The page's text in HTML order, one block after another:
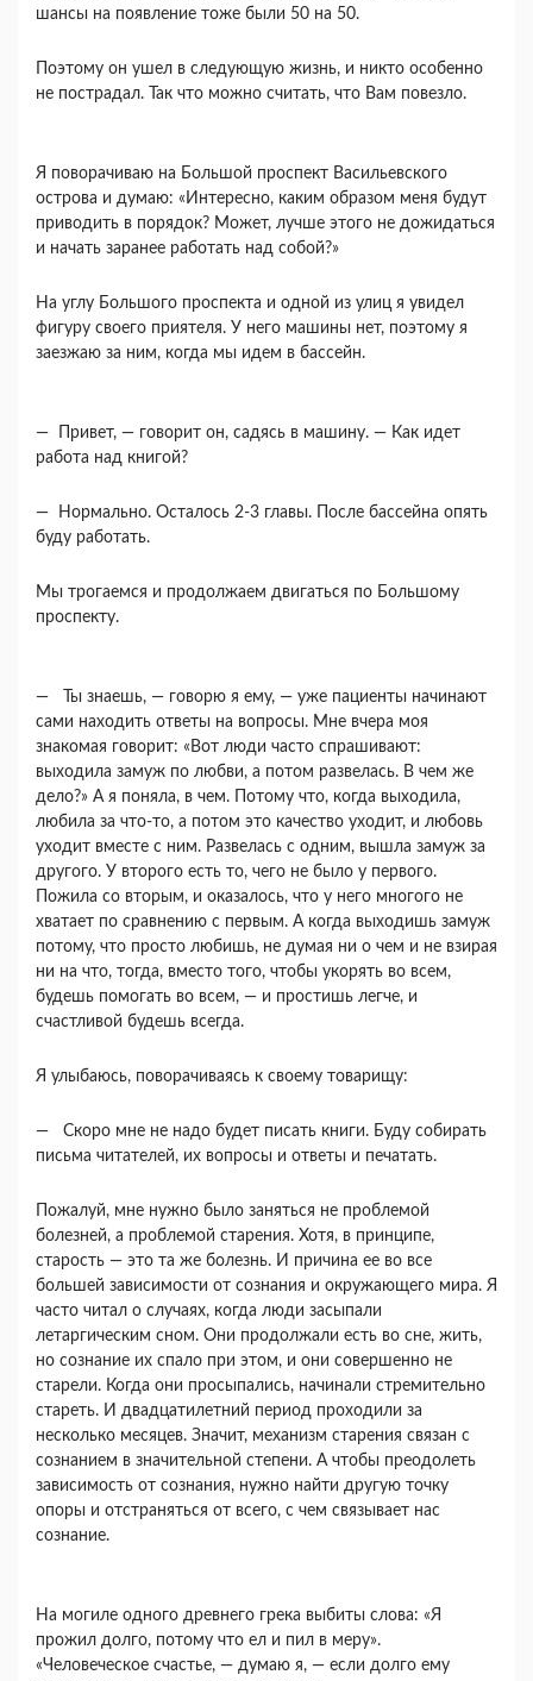
шансы на появление тоже были 50 на 50.
Поэтому он ушел в следующую жизнь, и никто особенно
не пострадал. Так что можно считать, что Вам повезло.
Я поворачиваю на Большой проспект Васильев­ского
острова и думаю: «Интересно, каким обра­зом меня будут
приводить в порядок? Может, лучше этого не дожидаться
и начать заранее рабо­тать над собой?»
На углу Большого проспекта и одной из улиц я увидел
фигуру своего приятеля. У него машины нет, поэтому я
заезжаю за ним, когда мы идем в бассейн.
— Привет, — говорит он, садясь в машину. — Как идет
работа над книгой?
— Нормально. Осталось 2-3 главы. После бас­сейна опять
буду работать.
Мы трогаемся и продолжаем двигаться по Большому
проспекту.
— Ты знаешь, — говорю я ему, — уже пациен­ты начинают
сами находить ответы на вопросы. Мне вчера моя
знакомая говорит: «Вот люди часто спрашивают:
выходила замуж по любви, а потом развелась. В чем же
дело?» А я поняла, в чем. По­тому что, когда выходила,
любила за что-то, а по­том это качество уходит, и любовь
уходит вместе с ним. Развелась с одним, вышла замуж за
другого. У второго есть то, чего не было у первого.
Пожила со вторым, и оказалось, что у него многого не
хва­тает по сравнению с первым. А когда выходишь замуж
потому, что просто любишь, не думая ни о чем и не взирая
ни на что, тогда, вместо того, что­бы укорять во всем,
будешь помогать во всем, — и простишь легче, и
счастливой будешь всегда.
Я улыбаюсь, поворачиваясь к своему товарищу:
— Скоро мне не надо будет писать книги. Буду собирать
письма читателей, их вопросы и ответы и печатать.
Пожалуй, мне нужно было заняться не пробле­мой
болезней, а проблемой старения. Хотя, в принципе,
старость — это та же болезнь. И причи­на ее во все
большей зависимости от сознания и окружающего мира. Я
часто читал о случаях, ко­гда люди засыпали
летаргическим сном. Они продолжали есть во сне, жить,
но сознание их спа­ло при этом, и они совершенно не
старели. Когда они просыпались, начинали стремительно
стареть. И двадцатилетний период проходили за
несколько месяцев. Значит, механизм старения связан с
со­знанием в значительной степени. А чтобы преодо­леть
зависимость от сознания, нужно найти дру­гую точку
опоры и отстраняться от всего, с чем связывает нас
сознание.
На могиле одного древнего грека выбиты слова: «Я
прожил долго, потому что ел и пил в меру».
«Человеческое счастье, — думаю я, — если долго ему